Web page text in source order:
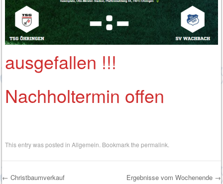
ausgefallen !!!
Nachholtermin offen
This entry was posted inAllgemein. Bookmark thepermalink.
← Christbaumverkauf Ergebnisse vom Wochenende →